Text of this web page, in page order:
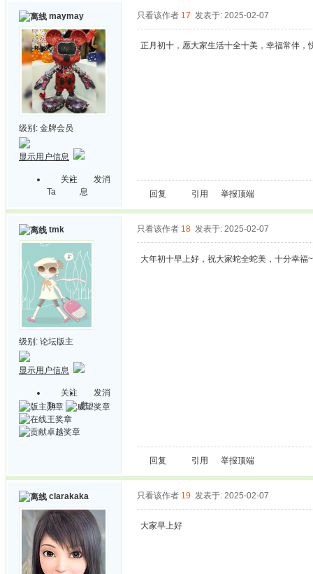
maymay
级别: 金牌会员
显示用户信息
关注
Ta
发消
息
只看该作者 17 发表于: 2025-02-07
正月初十，愿大家生活十全十美，幸福常伴，
回复 引用 举报顶端
tmk
级别: 论坛版主
显示用户信息
关注
Ta
发消
息
只看该作者 18 发表于: 2025-02-07
大年初十早上好，祝大家蛇全蛇美，十分幸福~
回复 引用 举报顶端
clarakaka 只看该作者 19 发表于: 2025-02-07
大家早上好